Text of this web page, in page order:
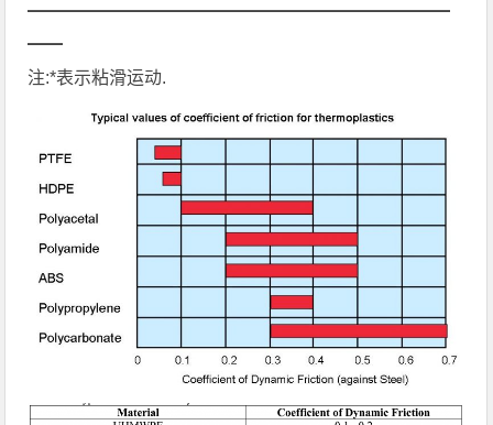
━━━━━━━━━━━━━━━━━━━━━━━━
━━
注:*表示粘滑运动.